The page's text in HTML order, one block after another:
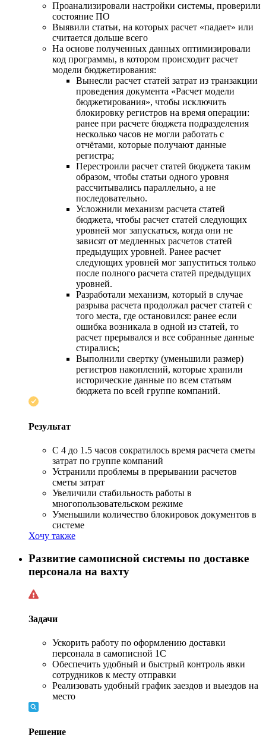
Проанализировали настройки системы, проверили
состояние ПО
Выявили статьи, на которых расчет «падает» или
считается дольше всего
На основе полученных данных оптимизировали
код программы, в котором происходит расчет
модели бюджетирования:
Вынесли расчет статей затрат из транзакции
проведения документа «Расчет модели
бюджетирования», чтобы исключить
блокировку регистров на время операции:
ранее при расчете бюджета подразделения
несколько часов не могли работать с
отчётами, которые получают данные
регистра;
Перестроили расчет статей бюджета таким
образом, чтобы статьи одного уровня
рассчитывались параллельно, а не
последовательно.
Усложнили механизм расчета статей
бюджета, чтобы расчет статей следующих
уровней мог запускаться, когда они не
зависят от медленных расчетов статей
предыдущих уровней. Ранее расчет
следующих уровней мог запуститься только
после полного расчета статей предыдущих
уровней.
Разработали механизм, который в случае
разрыва расчета продолжал расчет статей с
того места, где остановился: ранее если
ошибка возникала в одной из статей, то
расчет прерывался и все собранные данные
стирались;
Выполнили свертку (уменьшили размер)
регистров накоплений, которые хранили
исторические данные по всем статьям
бюджета по всей группе компаний.
Результат
С 4 до 1.5 часов сократилось время расчета сметы
затрат по группе компаний
Устранили проблемы в прерывании расчетов
сметы затрат
Увеличили стабильность работы в
многопользовательском режиме
Уменьшили количество блокировок документов в
системе
Хочу также
Развитие самописной системы по доставке
персонала на вахту
Задачи
Ускорить работу по оформлению доставки
персонала в самописной 1С
Обеспечить удобный и быстрый контроль явки
сотрудников к месту отправки
Реализовать удобный график заездов и выездов на
место
Решение